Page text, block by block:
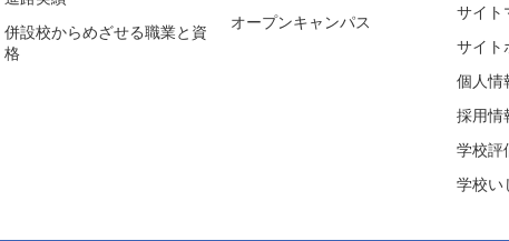
併設校からめざせる職業と資
格
オープンキャンパス
サイト
サイト
個人情
採用情
学校評
学校い